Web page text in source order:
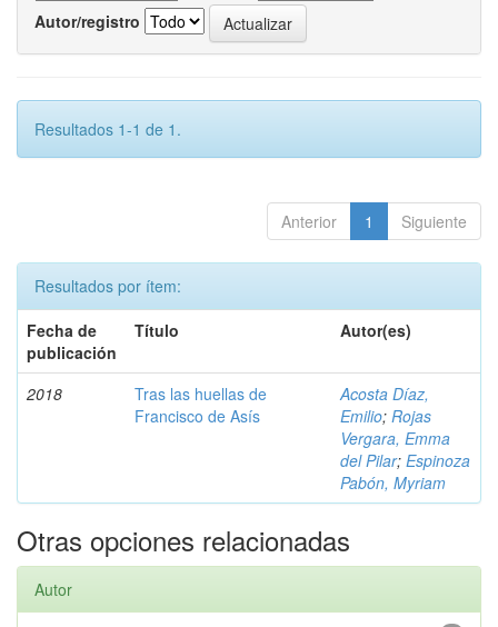
Autor/registro
Resultados 1-1 de 1.
Anterior 1 Siguiente
Resultados por ítem:
Fecha de
publicación
Título Autor(es)
2018
Tras las huellas de
Francisco de Asís
Acosta Díaz,
Emilio; Rojas
Vergara, Emma
del Pilar; Espinoza
Pabón, Myriam
Otras opciones relacionadas
Autor